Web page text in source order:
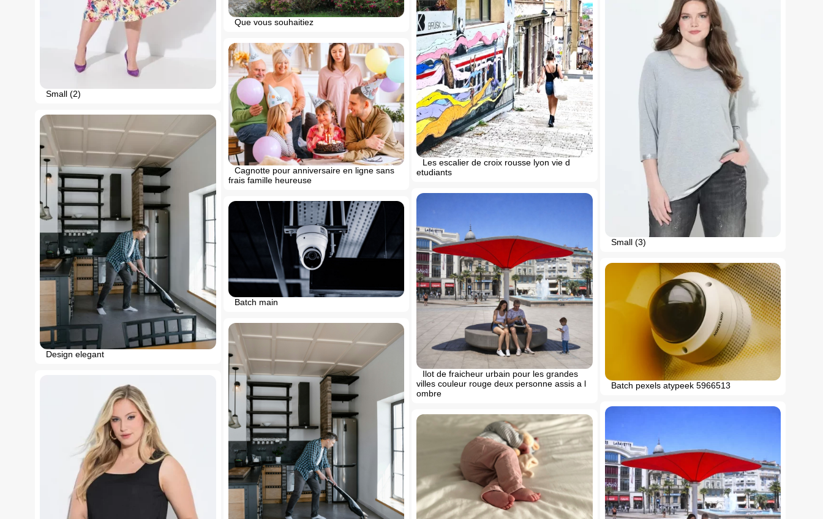
Small (2)
Que vous souhaitiez
Les escalier de croix rousse lyon vie d
etudiants
Small (3)
Cagnotte pour anniversaire en ligne sans
frais famille heureuse
Design elegant
Ilot de fraicheur urbain pour les grandes
villes couleur rouge deux personne assis a l
ombre
Batch main
Batch pexels atypeek 5966513